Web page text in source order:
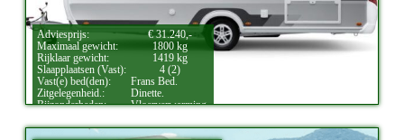
Adviesprijs:
€ 31.240,-
Maximaal gewicht:
1800 kg
Rijklaar gewicht:
1419 kg
Slaapplaatsen (Vast):
4 (2)
Vast(e) bed(den):
Frans Bed.
Zitgelegenheid.:
Dinette.
Bijzonderheden:
Vloerverwarming.